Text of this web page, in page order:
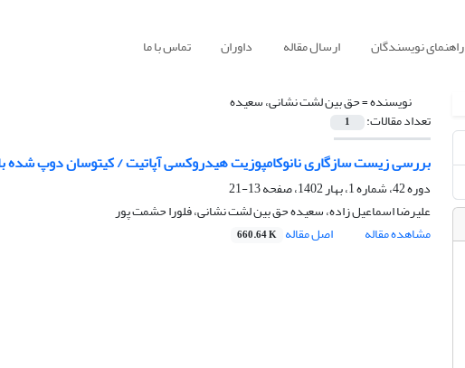
راهنمای نویسندگان ارسال مقاله داوران تماس با ما
نویسنده =حق بین لشت نشانی، سعیده
تعداد مقالات: 1
بررسی زیست سازگاری نانوکامپوزیت هیدروکسی آپاتیت / کیتوسان دوپ شده
دوره 42، شماره 1، بهار 1402، صفحه
13-21
علیرضا اسماعیل زاده، سعیده حق بین لشت نشانی، فلورا حشمت پور
مشاهده مقاله
اصل مقاله 660.64 K